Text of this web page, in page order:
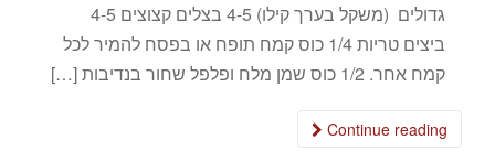
גדולים (משקל בערך קילו) 4-5 בצלים קצוצים 4-5
ביצים טריות 1/4 כוס קמח תופח או בפסח להמיר לכל
קמח אחר. 1/2 כוס שמן מלח ופלפל שחור בנדיבות […]
Continue reading